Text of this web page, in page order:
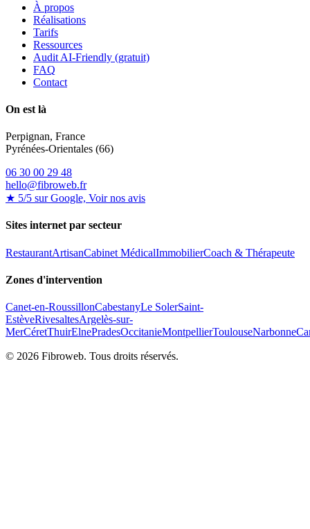
À propos
Réalisations
Tarifs
Ressources
Audit AI-Friendly (gratuit)
FAQ
Contact
On est là
Perpignan, France
Pyrénées-Orientales (66)
06 30 00 29 48
hello@fibroweb.fr
★ 5/5 sur Google, Voir nos avis
Sites internet par secteur
RestaurantArtisanCabinet MédicalImmobilierCoach & Thérapeute
Zones d'intervention
Canet-en-RoussillonCabestanyLe SolerSaint-
EstèveRivesaltesArgelès-sur-
MerCéretThuirElnePradesOccitanieMontpellierToulouseNarbonne
© 2026 Fibroweb. Tous droits réservés.